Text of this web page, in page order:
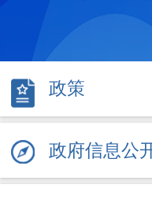
政策
政府信息公